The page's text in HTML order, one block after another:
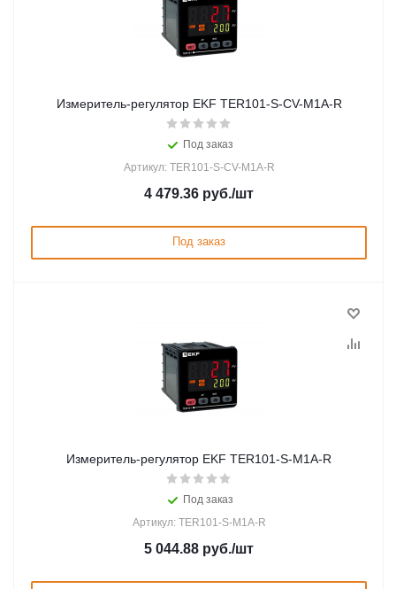
Измеритель-регулятор EKF TER101-S-CV-M1A-R
Под заказ
Артикул: TER101-S-CV-M1A-R
4 479.36 руб./шт
Под заказ
Измеритель-регулятор EKF TER101-S-M1A-R
Под заказ
Артикул: TER101-S-M1A-R
5 044.88 руб./шт